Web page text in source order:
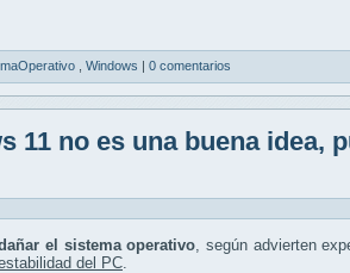
Windows | 0 comentarios
11 no es una buena idea,
el sistema operativo , según advierten
del PC